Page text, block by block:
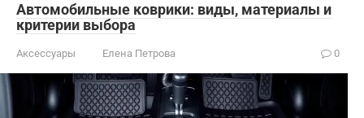
Автомобильные коврики: виды, материалы и
критерии выбора
Аксессуары Елена Петрова 0